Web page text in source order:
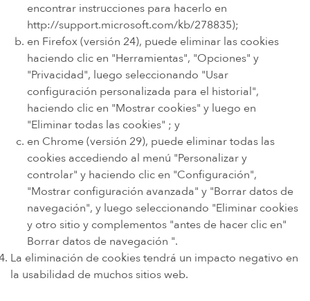
encontrar instrucciones para hacerlo en
http://support.microsoft.com/kb/278835);
en Firefox (versión 24), puede eliminar las cookies
haciendo clic en "Herramientas", "Opciones" y
"Privacidad", luego seleccionando "Usar
configuración personalizada para el historial",
haciendo clic en "Mostrar cookies" y luego en
"Eliminar todas las cookies" ; y
en Chrome (versión 29), puede eliminar todas las
cookies accediendo al menú "Personalizar y
controlar" y haciendo clic en "Configuración",
"Mostrar configuración avanzada" y "Borrar datos de
navegación", y luego seleccionando "Eliminar cookies
y otro sitio y complementos "antes de hacer clic en"
Borrar datos de navegación ".
La eliminación de cookies tendrá un impacto negativo en
la usabilidad de muchos sitios web.